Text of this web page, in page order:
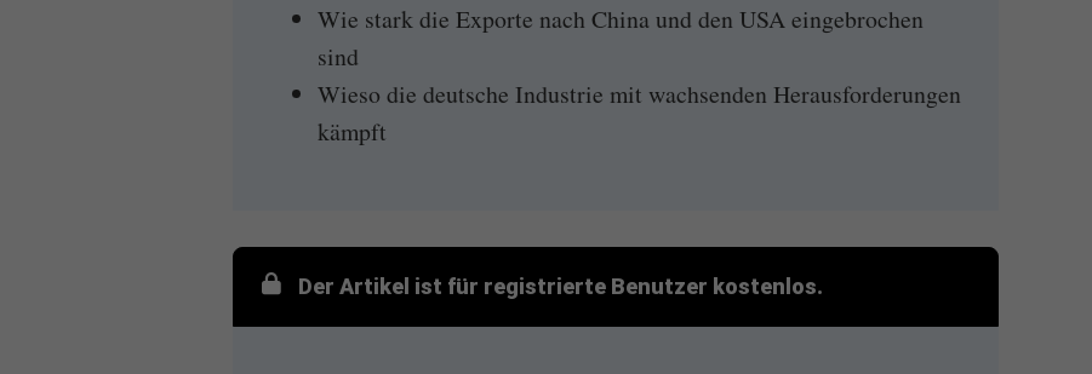
Wie stark die Exporte nach China und den USA eingebrochen
sind
Wieso die deutsche Industrie mit wachsenden Herausforderungen
kämpft
Der Artikel ist für registrierte Benutzer kostenlos.